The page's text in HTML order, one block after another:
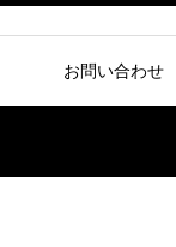
お問い合わせ